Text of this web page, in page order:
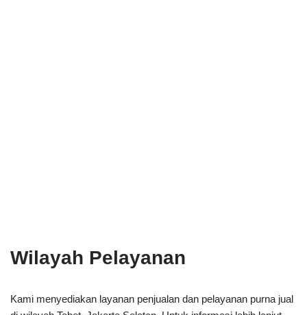
Wilayah Pelayanan
Kami menyediakan layanan penjualan dan pelayanan purna jual